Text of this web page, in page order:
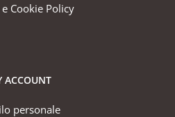
Cookie Policy
ACCOUNT
personale